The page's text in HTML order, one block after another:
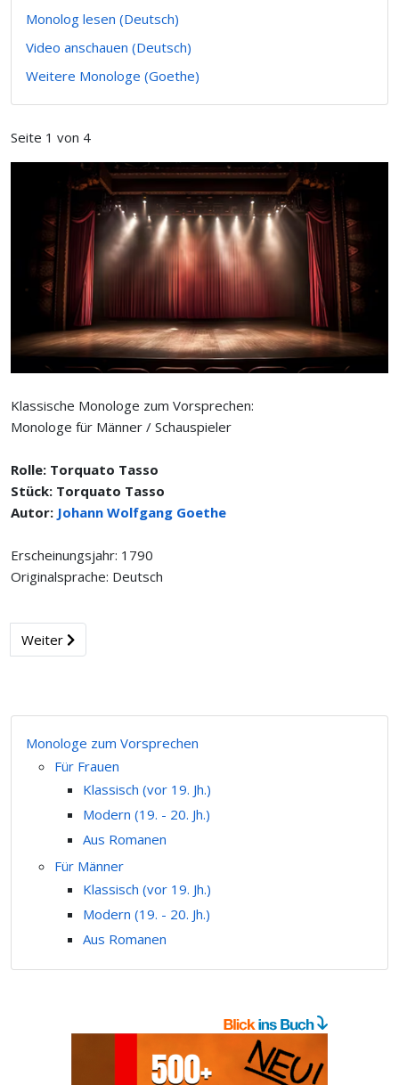
Monolog lesen (Deutsch)
Video anschauen (Deutsch)
Weitere Monologe (Goethe)
Seite 1 von 4
Klassische Monologe zum Vorsprechen:
Monologe für Männer / Schauspieler
Rolle: Torquato Tasso
Stück: Torquato Tasso
Autor: Johann Wolfgang Goethe
Erscheinungsjahr: 1790
Originalsprache: Deutsch
Weiter
Monologe zum Vorsprechen
Für Frauen
Klassisch (vor 19. Jh.)
Modern (19. - 20. Jh.)
Aus Romanen
Für Männer
Klassisch (vor 19. Jh.)
Modern (19. - 20. Jh.)
Aus Romanen